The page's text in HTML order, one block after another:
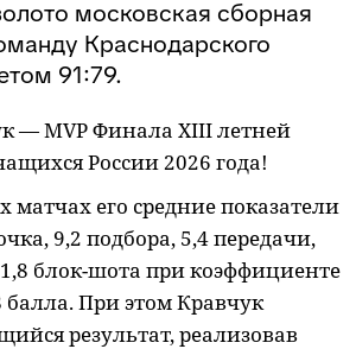
московская сборная
Краснодарского
91:79.
— MVP Финала XIII летней
России 2026 года!
матчах его средние показатели
9,2 подбора, 5,4 передачи,
блок-шота при коэффициенте
балла. При этом Кравчук
результат, реализовав